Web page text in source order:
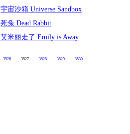
宇宙沙箱 Universe Sandbox
死兔 Dead Rabbit
艾米丽走了 Emily is Away
3526 3527 3528 3529 3530